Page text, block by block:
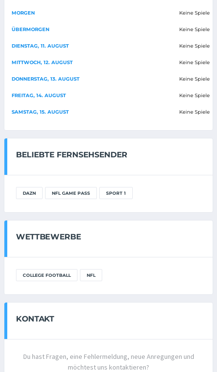
MORGEN Keine Spiele
ÜBERMORGEN Keine Spiele
DIENSTAG, 11. AUGUST Keine Spiele
MITTWOCH, 12. AUGUST Keine Spiele
DONNERSTAG, 13. AUGUST Keine Spiele
FREITAG, 14. AUGUST Keine Spiele
SAMSTAG, 15. AUGUST Keine Spiele
BELIEBTE FERNSEHSENDER
DAZN NFL GAME PASS SPORT 1
WETTBEWERBE
COLLEGE FOOTBALL NFL
KONTAKT
Du hast Fragen, eine Fehlermeldung, neue Anregungen und
möchtest uns kontaktieren?